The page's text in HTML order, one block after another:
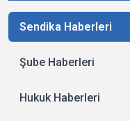
Sendika Haberleri
Şube Haberleri
Hukuk Haberleri